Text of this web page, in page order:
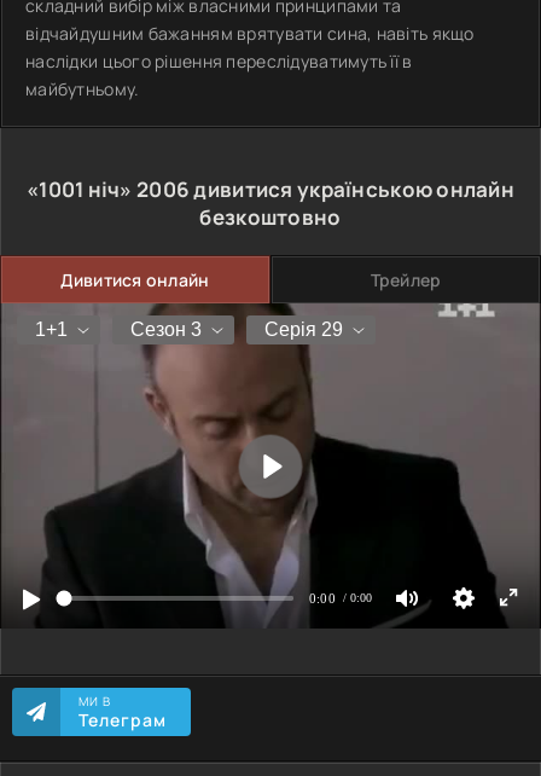
складний вибір між власними принципами та
відчайдушним бажанням врятувати сина, навіть якщо
наслідки цього рішення переслідуватимуть її в
майбутньому.
«1001 ніч»2006дивитися українською онлайн
безкоштовно
Дивитися онлайн Трейлер
МИ В
Телеграм